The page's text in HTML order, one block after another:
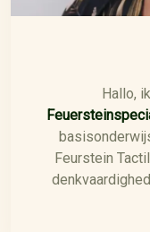
Hallo,
Feurstein